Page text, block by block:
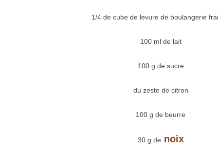
1/4 de cube de levure de boulangerie
100 ml de lait
100 g de sucre
du zeste de citron
100 g de beurre
30 g de noix